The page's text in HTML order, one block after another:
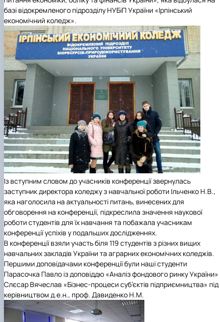
базі відокремленого підрозділу НУБіП України «Ірпінський
економічний коледж».
Із вступним словом до учасників конференції звернулась
заступник директора коледжу з навчальної роботи Ільченко Н.В.,
яка наголосила на актуальності питань, винесених для
обговорення на конференції, підкреслила значення наукової
роботи студентів для їх навчання та побажала учасникам
конференції успіхів у подальших дослідженнях.
В конференції взяли участь біля 119 студентів з різних вищих
навчальних закладів України та аграрних економічних коледжів.
Першими доповідачами конференції були наші студенти
Парасочка Павло із доповіддю «Аналіз фондового ринку України»
Слєсар Вячеслав «Бізнес-процеси суб’єктів підприємництва» під
керівництвом д.е.н., проф. Давиденко Н.М.